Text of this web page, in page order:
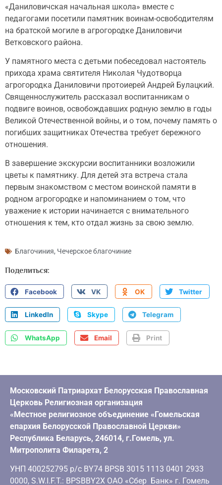
«Даниловичская начальная школа» вместе с
педагогами посетили памятник воинам-освободителям
на братской могиле в агрогородке Даниловичи
Ветковского района.
У памятного места с детьми побеседовал настоятель
прихода храма святителя Николая Чудотворца
агрогородка Даниловичи протоиерей Андрей Булацкий.
Священнослужитель рассказал воспитанникам о
подвиге воинов, освобождавших родную землю в годы
Великой Отечественной войны, и о том, почему память о
погибших защитниках Отечества требует бережного
отношения.
В завершение экскурсии воспитанники возложили
цветы к памятнику. Для детей эта встреча стала
первым знакомством с местом воинской памяти в
родном агрогородке и напоминанием о том, что
уважение к истории начинается с внимательного
отношения к тем, кто отдал жизнь за свою землю.
Благочиния, Чечерское благочиние
Поделиться:
Facebook VK OK Twitter
LinkedIn Skype Telegram
WhatsApp Email Print
Московский Патриархат Белорусская Православная
Церковь Религиозная организация
«Местное религиозное объединение «Гомельская
епархия Белорусской Православной Церкви»
Республика Беларусь, 246014, г.Гомель, ул.
Митрополита Филарета, 2
УНП 400252795 р/с BY74 BPSB 3015 1113 0401 2933
0000, S.W.I.F.T.: BPSBBY2X ОАО «Сбер Банк» г. Гомель